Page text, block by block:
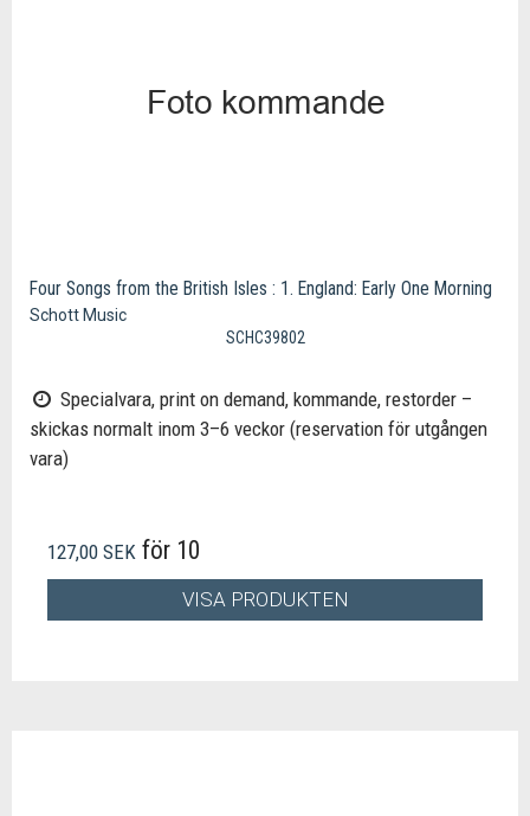
Four Songs from the British Isles : 1. England: Early One Morning
Schott Music
SCHC39802
Specialvara, print on demand, kommande, restorder –
skickas normalt inom 3–6 veckor (reservation för utgången
vara)
127,00 SEK för 10
VISA PRODUKTEN